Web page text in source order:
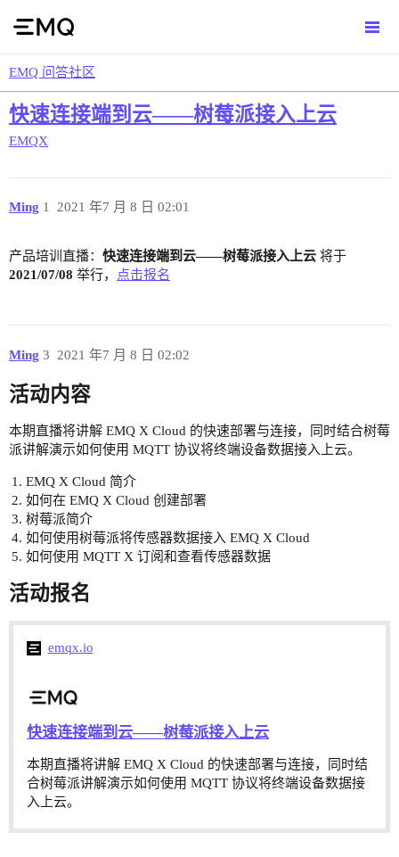
EMQ 问答社区
快速连接端到云——树莓派接入上云
EMQX
Ming 2021 年7 月 8 日 02:01
1
产品培训直播： 快速连接端到云——树莓派接入上云 将于
2021/07/08 举行， 点击报名
Ming 2021 年7 月 8 日 02:02
3
活动内容
本期直播将讲解 EMQ X Cloud 的快速部署与连接，同时结合树莓
派讲解演示如何使用 MQTT 协议将终端设备数据接入上云。
EMQ X Cloud 简介
如何在 EMQ X Cloud 创建部署
树莓派简介
如何使用树莓派将传感器数据接入 EMQ X Cloud
如何使用 MQTT X 订阅和查看传感器数据
活动报名
emqx.io
快速连接端到云——树莓派接入上云
本期直播将讲解 EMQ X Cloud 的快速部署与连接，同时结
合树莓派讲解演示如何使用 MQTT 协议将终端设备数据接
入上云。